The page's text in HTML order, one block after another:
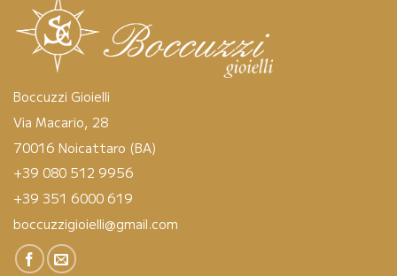
Boccuzzi Gioielli
Via Macario, 28
70016 Noicattaro (BA)
+39 080 512 9956
+39 351 6000 619
boccuzzigioielli@gmail.com